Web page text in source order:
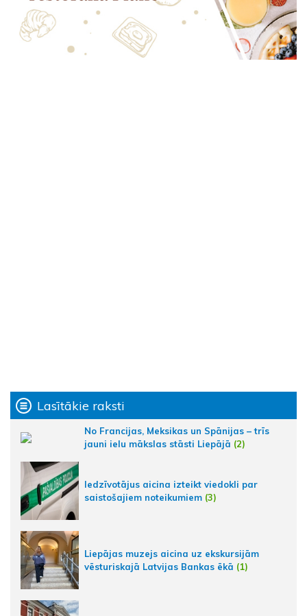
Lasītākie raksti
No Francijas, Meksikas un Spānijas – trīs
jauni ielu mākslas stāsti Liepājā (2)
Iedzīvotājus aicina izteikt viedokli par
saistošajiem noteikumiem (3)
Liepājas muzejs aicina uz ekskursijām
vēsturiskajā Latvijas Bankas ēkā (1)